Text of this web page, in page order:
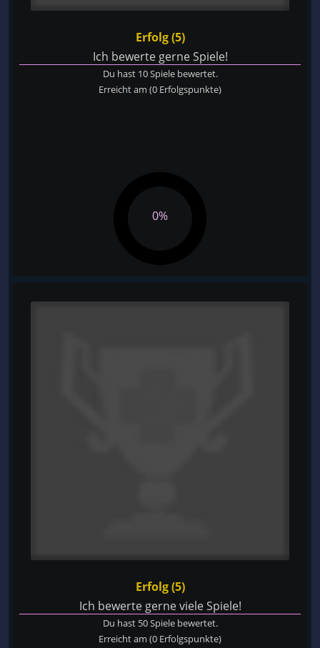
Erfolg (5)
Ich bewerte gerne Spiele!
Du hast 10 Spiele bewertet.
Erreicht am (0 Erfolgspunkte)
0%
Erfolg (5)
Ich bewerte gerne viele Spiele!
Du hast 50 Spiele bewertet.
Erreicht am (0 Erfolgspunkte)